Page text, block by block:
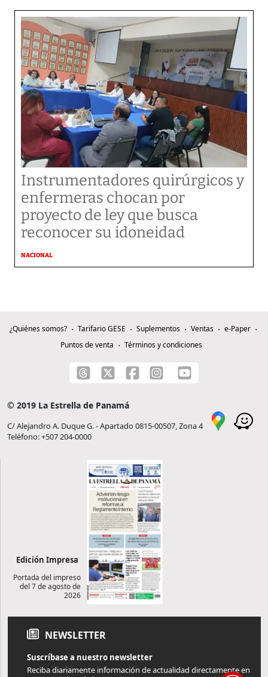
Instrumentadores quirúrgicos y
enfermeras chocan por
proyecto de ley que busca
reconocer su idoneidad
NACIONAL
¿Quiénes somos? Tarifario GESE Suplementos Ventas
e-Paper
Puntos de venta
Términos y condiciones
© 2019 La Estrella de Panamá
C/ Alejandro A. Duque G. - Apartado 0815-00507, Zona 4
Teléfono: +507 204-0000
Edición Impresa
Portada del impreso
del 7 de agosto de
2026
NEWSLETTER
Suscríbase a nuestro newsletter
Reciba diariamente información de actualidad directamente en